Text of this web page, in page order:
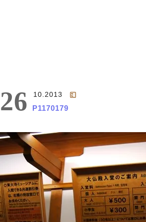
26 10.2013
P1170179